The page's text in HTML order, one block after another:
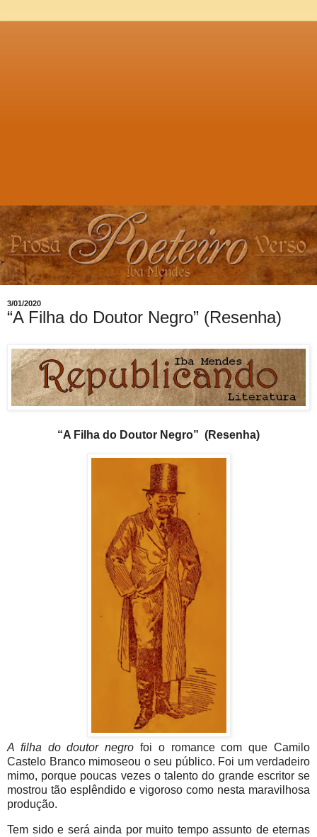
3/01/2020
“A Filha do Doutor Negro” (Resenha)
“A Filha do Doutor Negro” (Resenha)
A filha do doutor negro foi o romance com que Camilo
Castelo Branco mimoseou o seu público. Foi um verdadeiro
mimo, porque poucas vezes o talento do grande escritor se
mostrou tão esplêndido e vigoroso como nesta maravilhosa
produção.
Tem sido e será ainda por muito tempo assunto de eternas